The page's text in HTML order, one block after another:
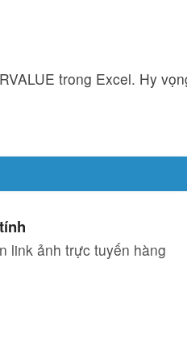
trong Excel. Hy
link ảnh trực tuyến hàng